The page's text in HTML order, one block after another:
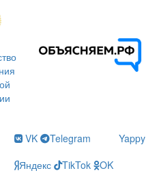
VK Telegram
Yappy
Яндекс
TikTok
OK